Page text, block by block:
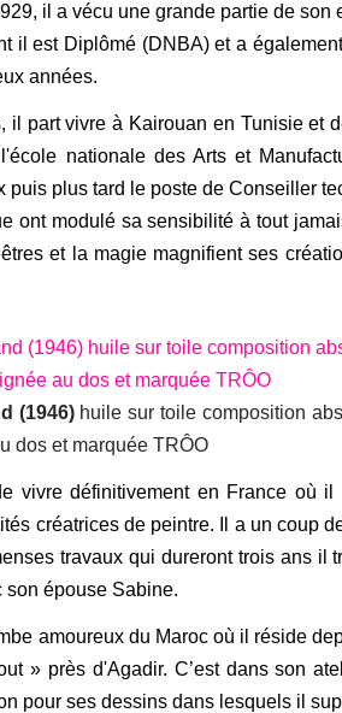
il a vécu une grande partie de
il est Diplômé (DNBA) et a
années.
il part vivre à Kairouan en Tunisie
nationale des Arts et
puis plus tard le poste de Conseiller
ont modulé sa sensibilité à tout
et la magie magnifient ses
(1946)huile sur toile composition
dos et marquée TRÔO
vivre définitivement en France où
créatrices de peintre. Il a un coup
travaux qui dureront trois ans il
son épouse Sabine.
amoureux du Maroc où il réside
» près d'Agadir. C’est dans son
pour ses dessins dans lesquels il